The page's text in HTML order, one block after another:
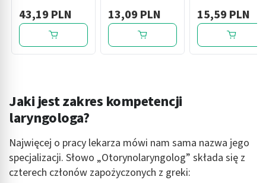
43,19 PLN
bezrtęciowy, 1
szt.
13,09 PLN 15,59 PLN
Jaki jest zakres kompetencji
laryngologa?
Najwięcej o pracy lekarza mówi nam sama nazwa jego
specjalizacji. Słowo „Otorynolaryngolog” składa się z
czterech członów zapożyczonych z greki: